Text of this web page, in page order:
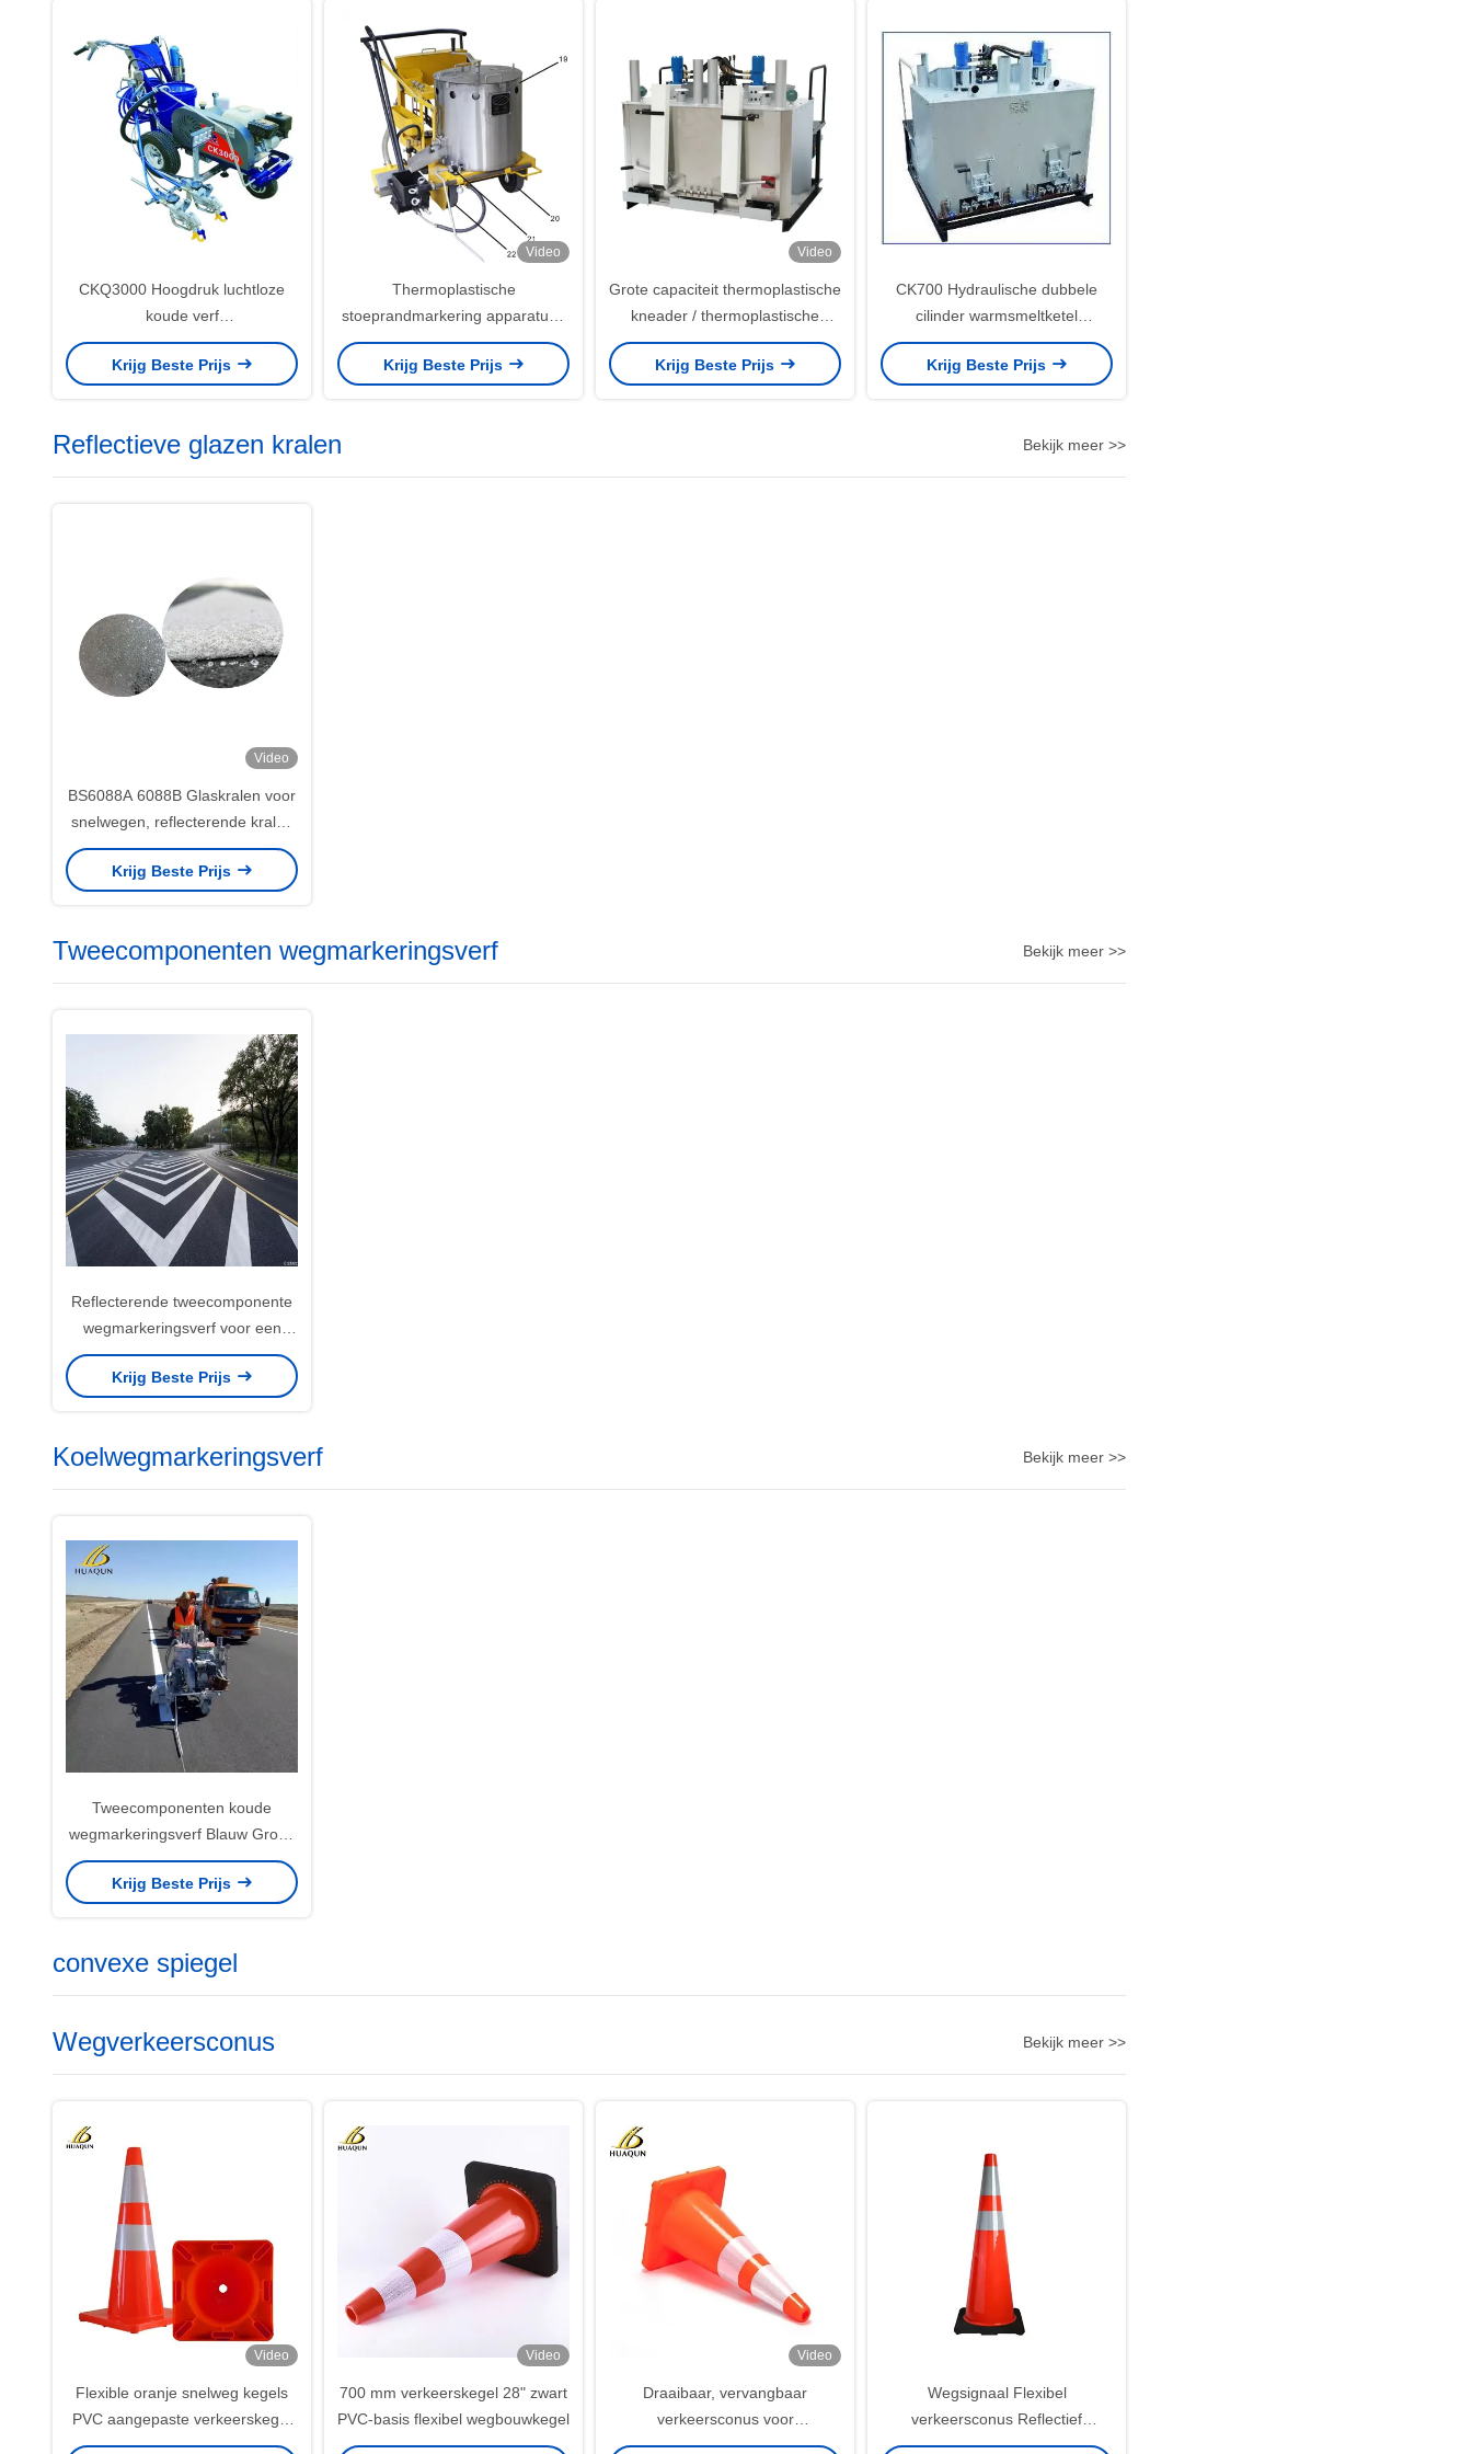
CKQ3000 Hoogdruk luchtloze
koude verf
wegmarkeringsmachine / weg
koude spuitmarkeringsmachine
Krijg Beste Prijs
Video
Thermoplastische
stoeprandmarkering apparatuur,
thermoplastische
weglijnmarkering machine
Krijg Beste Prijs
Video
Grote capaciteit thermoplastische
kneader / thermoplastische
hydraulische voorverwarmer
Krijg Beste Prijs
CK700 Hydraulische dubbele
cilinder warmsmeltketel
Temperatuur geregeld
Krijg Beste Prijs
Reflectieve glazen kralen Bekijk meer >>
Video
BS6088A 6088B Glaskralen voor
snelwegen, reflecterende kralen
voor verkeersverf
Krijg Beste Prijs
Tweecomponenten wegmarkeringsverf Bekijk meer >>
Reflecterende tweecomponente
wegmarkeringsverf voor een
verbeterd zicht
Krijg Beste Prijs
Koelwegmarkeringsverf Bekijk meer >>
Tweecomponenten koude
wegmarkeringsverf Blauw Groen
Rood Geel
Wegmarkeringssproeiverf
Krijg Beste Prijs
convexe spiegel
Wegverkeersconus Bekijk meer >>
Video
Flexible oranje snelweg kegels
PVC aangepaste verkeerskegel
voor effectieve waarschuwing
Video
700 mm verkeerskegel 28" zwart
PVC-basis flexibel wegbouwkegel
Video
Draaibaar, vervangbaar
verkeersconus voor
verkeersveiligheid
Wegsignaal Flexibel
verkeersconus Reflectief
veiligheidsconus